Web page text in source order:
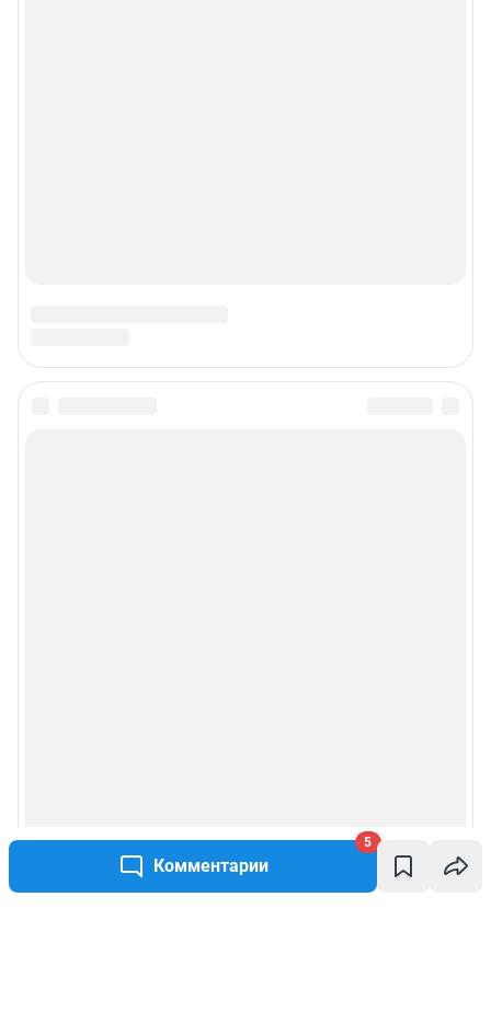
Комментарии
5